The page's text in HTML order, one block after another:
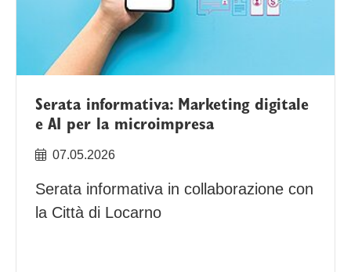
Serata informativa: Marketing digitale
e AI per la microimpresa
07.05.2026
Serata informativa in collaborazione con
la Città di Locarno